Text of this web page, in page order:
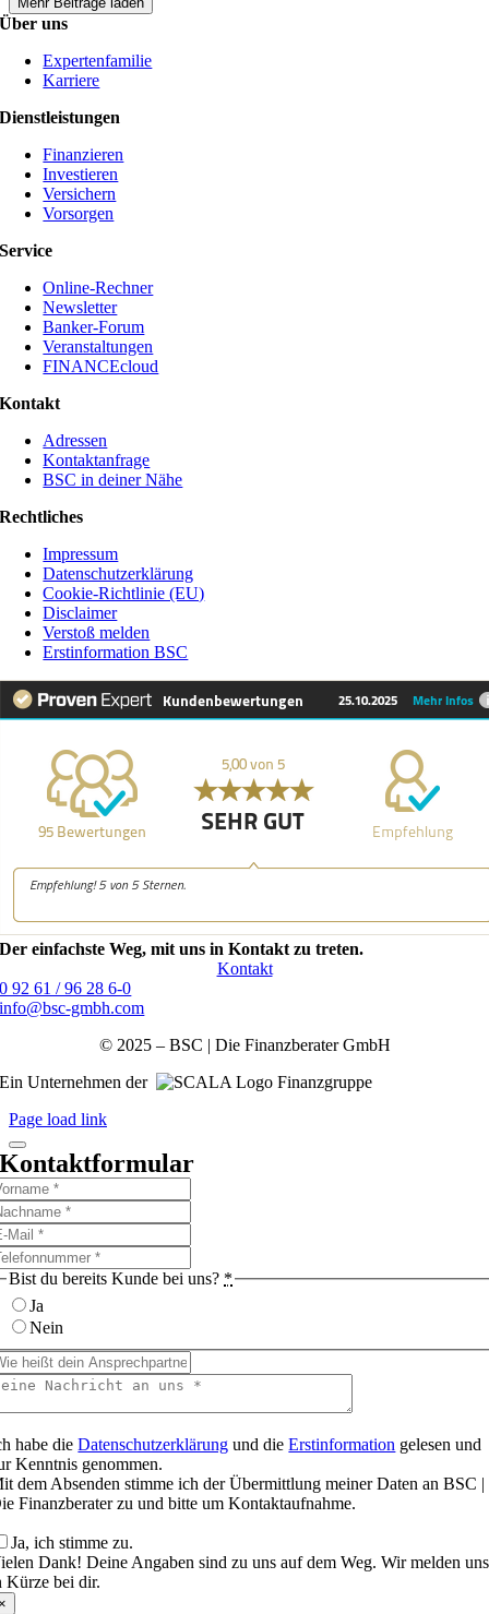
Über uns
Expertenfamilie
Karriere
Dienstleistungen
Finanzieren
Investieren
Versichern
Vorsorgen
Service
Online-Rechner
Newsletter
Banker-Forum
Veranstaltungen
FINANCEcloud
Kontakt
Adressen
Kontaktanfrage
BSC in deiner Nähe
Rechtliches
Impressum
Datenschutzerklärung
Cookie-Richtlinie (EU)
Disclaimer
Verstoß melden
Erstinformation BSC
Der einfachste Weg, mit uns in Kontakt zu treten.
Kontakt
0 92 61 / 96 28 6-0
info@bsc-gmbh.com
© 2025 – BSC | Die Finanzberater GmbH
Ein Unternehmen der
Finanzgruppe
Page load link
Kontaktformular
Bist du bereits Kunde bei uns? *
Ja
Nein
habe dieDatenschutzerklärung und dieErstinformation gelesen und
Kenntnis genommen.
dem Absenden stimme ich der Übermittlung meiner Daten an BSC |
Finanzberater zu und bitte um Kontaktaufnahme.
Ja, ich stimme zu.
Dank! Deine Angaben sind zu uns auf dem Weg. Wir melden uns
Kürze bei dir.